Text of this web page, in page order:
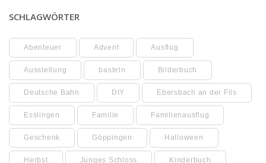
SCHLAGWÖRTER
Abenteuer Advent Ausflug
Ausstellung basteln Bilderbuch
Deutsche Bahn DIY Ebersbach an der Fils
Esslingen Familie Familienausflug
Geschenk Göppingen Halloween
Herbst Junges Schloss Kinderbuch